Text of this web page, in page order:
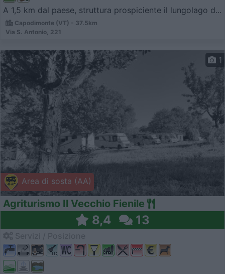
A 1,5 km dal paese, struttura prospiciente il lungolago d...
Capodimonte (VT) - 37.5km
Via S. Antonio, 221
Area di sosta (AA)
1
Agriturismo Il Vecchio Fienile
8,4 13